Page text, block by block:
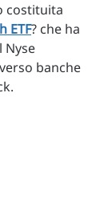
costituita
ETF? che ha
Nyse
banche